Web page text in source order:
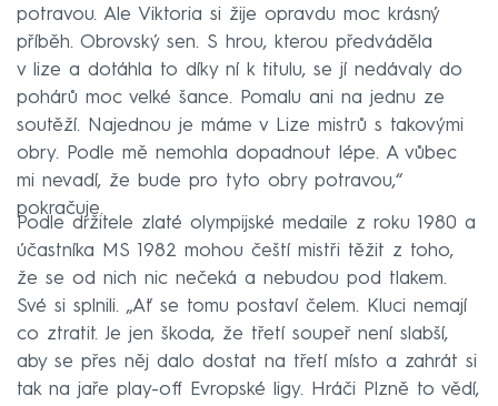
potravou. Ale Viktoria si žije opravdu moc krásný
příběh. Obrovský sen. S hrou, kterou předváděla
v lize a dotáhla to díky ní k titulu, se jí nedávaly do
pohárů moc velké šance. Pomalu ani na jednu ze
soutěží. Najednou je máme v Lize mistrů s takovými
obry. Podle mě nemohla dopadnout lépe. A vůbec
mi nevadí, že bude pro tyto obry potravou,“
pokračuje.
Podle držitele zlaté olympijské medaile z roku 1980 a
účastníka MS 1982 mohou čeští mistři těžit z toho,
že se od nich nic nečeká a nebudou pod tlakem.
Své si splnili. „Ať se tomu postaví čelem. Kluci nemají
co ztratit. Je jen škoda, že třetí soupeř není slabší,
aby se přes něj dalo dostat na třetí místo a zahrát si
tak na jaře play-off Evropské ligy. Hráči Plzně to vědí,